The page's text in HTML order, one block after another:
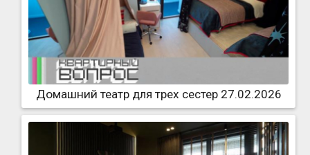
Домашний театр для трех сестер 27.02.2026